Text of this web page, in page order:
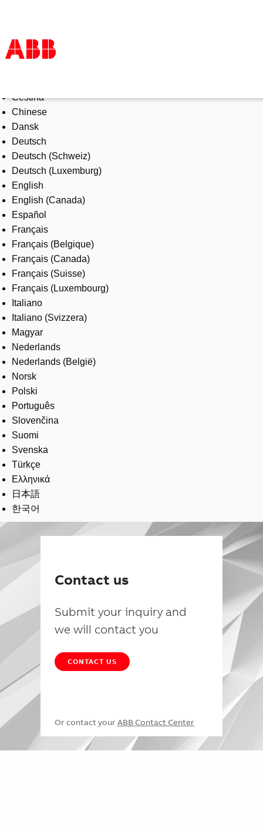
Products & Solutions
Industries
Services
About us
Where to buy
Contact us
Careers
Čeština
Chinese
Dansk
Deutsch
Deutsch (Schweiz)
Deutsch (Luxemburg)
English
English (Canada)
Español
Français
Français (Belgique)
Français (Canada)
Français (Suisse)
Français (Luxembourg)
Italiano
Italiano (Svizzera)
Magyar
Nederlands
Nederlands (België)
Norsk
Polski
Português
Slovenčina
Suomi
Svenska
Türkçe
Ελληνικά
日本語
한국어
Contact us
Submit your inquiry and
we will contact you
CONTACT US
Or contact your ABB Contact Center